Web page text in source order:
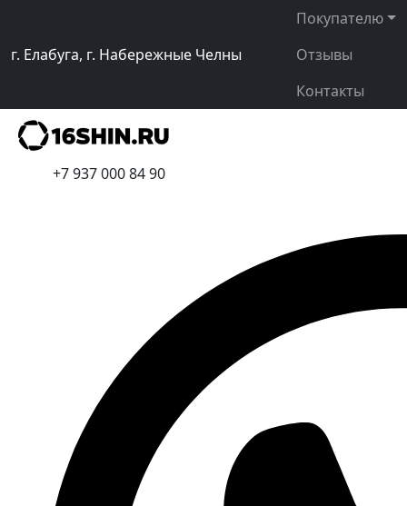
г. Елабуга, г. Набережные Челны
Покупателю
Отзывы
Контакты
+7 937 000 84 90